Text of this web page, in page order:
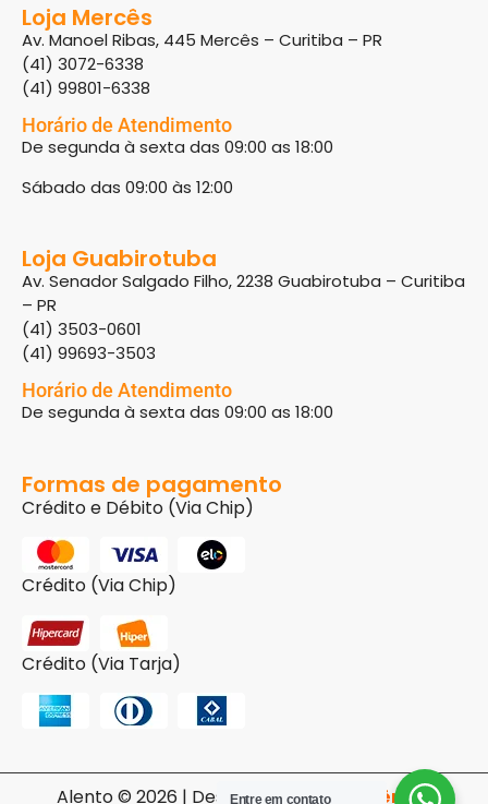
Loja Mercês
Av. Manoel Ribas, 445 Mercês – Curitiba – PR
(41) 3072-6338
(41) 99801-6338
Horário de Atendimento
De segunda à sexta das 09:00 as 18:00
Sábado das 09:00 às 12:00
Loja Guabirotuba
Av. Senador Salgado Filho, 2238 Guabirotuba – Curitiba
– PR
(41) 3503-0601
(41) 99693-3503
Horário de Atendimento
De segunda à sexta das 09:00 as 18:00
Formas de pagamento
Crédito e Débito (Via Chip)
Crédito (Via Chip)
Crédito (Via Tarja)
Alento © 2026 | Desenvolvido pela Agência
Entre em contato